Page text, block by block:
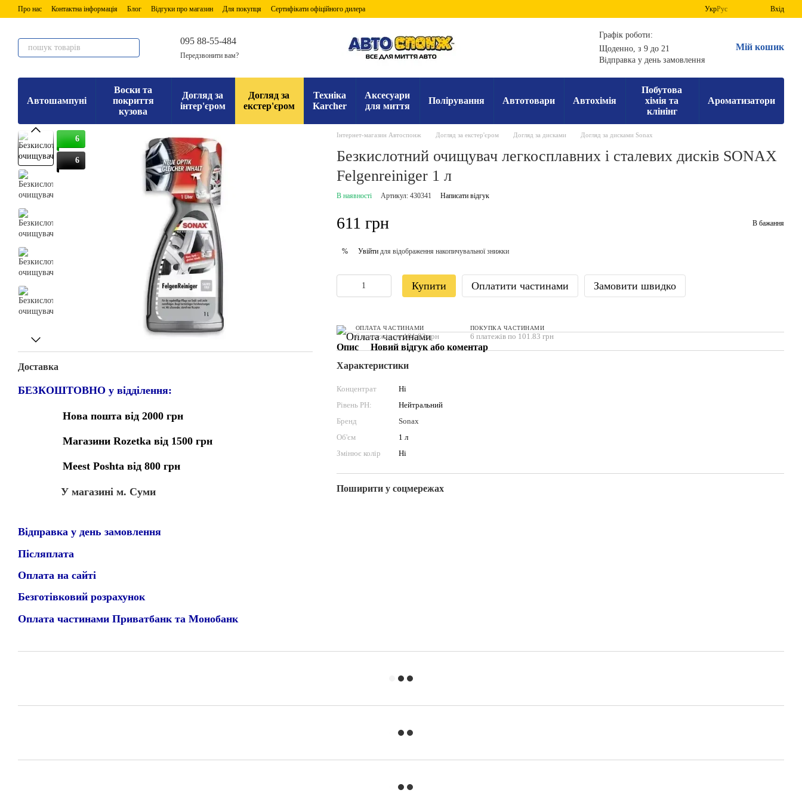
Перейти до основного контенту
Про нас Контактна інформація Блог Відгуки про магазин Для покупця Сертифікати офіційного дилера УкрРус Вхід
095 88-55-484
Передзвонити вам?
Графік роботи:
Щоденно, з 9 до 21
Відправка у день замовлення
Мій кошик
Автошампуні
Воски та
покриття
кузова
Догляд за
інтер'єром
Догляд за
екстер'єром
Техніка
Karcher
Аксесуари
для миття
Полірування Автотовари Автохімія
Побутова
хімія та
клінінг
Ароматизатори
6
6
Доставка
БЕЗКОШТОВНО у відділення:
Нова пошта від 2000 грн
Магазини Rozetka від 1500 грн
Meest Poshta від 800 грн
У магазині м. Суми
Відправка у день замовлення
Післяплата
Оплата на сайті
Безготівковий розрахунок
Оплата частинами Приватбанк та Монобанк
Інтернет-магазин Автоспонж Догляд за екстер'єром Догляд за дисками Догляд за дисками Sonax
Безкислотний очищувач легкосплавних і сталевих дисків SONAX
Felgenreiniger 1 л
В наявності Артикул: 430341 Написати відгук
611 грн В бажання
% Увійтидля відображення накопичувальної знижки
Купити Оплатити частинами Замовити швидко
ОПЛАТА ЧАСТИНАМИ
6 платежів по 101.83 грн
ПОКУПКА ЧАСТИНАМИ
6 платежів по 101.83 грн
Опис
Новий відгук або коментар
Характеристики
Концентрат
Ні
Рівень PН:
Нейтральний
Бренд
Sonax
Об'єм
1 л
Змінює колір
Ні
Поширити у соцмережах